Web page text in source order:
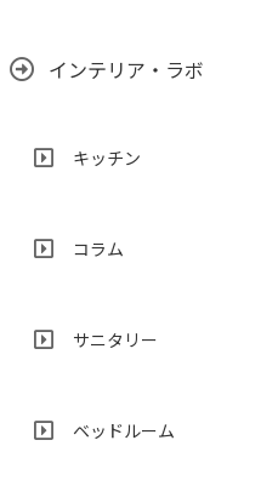
インテリア・ラボ
キッチン
コラム
サニタリー
ベッドルーム